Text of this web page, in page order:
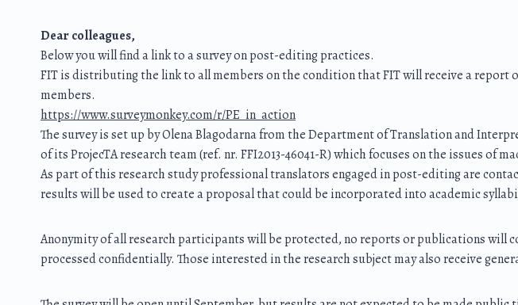
Dear colleagues,
Below you will find a link to a survey on post-editing practices.
FIT is distributing the link to all members on the condition that FIT will receive a
members.
https://www.surveymonkey.com/r/PE_in_action
The survey is set up by Olena Blagodarna from the Department of Translation and
of its ProjecTA research team (ref. nr. FFI2013-46041-R) which focuses on the issues
As part of this research study professional translators engaged in post-editing are
results will be used to create a proposal that could be incorporated into academic
Anonymity of all research participants will be protected, no reports or publications
processed confidentially. Those interested in the research subject may also receive